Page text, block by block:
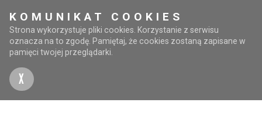
KOMUNIKAT COOKIES
Strona wykorzystuje pliki cookies. Korzystanie z serwisu
oznacza na to zgodę. Pamiętaj, że cookies zostaną zapisane w
pamięci twojej przeglądarki.
X